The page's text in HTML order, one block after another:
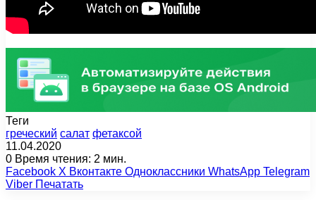
Теги
греческий салат фетаксой
11.04.2020
0 Время чтения: 2 мин.
Facebook X Вконтакте Одноклассники WhatsApp Telegram
Viber Печатать